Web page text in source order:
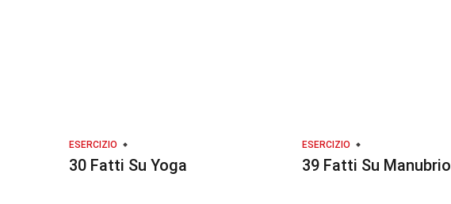
ESERCIZIO
30 Fatti Su Yoga
ESERCIZIO
39 Fatti Su Manubrio